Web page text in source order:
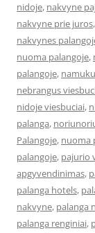
nidoje, nakvyne
nakvyne prie juros,
nakvynes
nuoma palangoje,
palangoje,
nebrangus
nidoje viesbuciai,
palanga,
Palangoje, nuoma
palangoje, pajurio
apgyvendinimas,
palanga hotels,
nakvyne, palanga
palanga renginiai,